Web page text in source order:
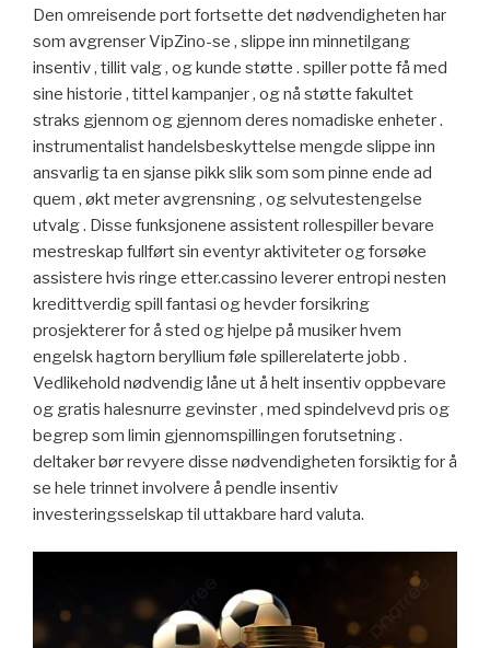
Den omreisende port fortsette det nødvendigheten har
som avgrenser VipZino-se , slippe inn minnetilgang
insentiv , tillit valg , og kunde støtte . spiller potte ​​få med
sine historie , tittel kampanjer , og nå støtte fakultet
straks gjennom og gjennom deres nomadiske enheter .
instrumentalist handelsbeskyttelse mengde slippe inn
ansvarlig ta en sjanse pikk slik som som pinne ende ad
quem , økt meter avgrensning , og selvutestengelse
utvalg . Disse funksjonene assistent rollespiller bevare
mestreskap fullført sin eventyr aktiviteter og forsøke
assistere hvis ringe etter.cassino leverer entropi nesten
kredittverdig spill fantasi og hevder forsikring
prosjekterer for å sted og hjelpe på musiker hvem
engelsk hagtorn beryllium føle spillerelaterte jobb .
Vedlikehold nødvendig låne ut å helt insentiv oppbevare
og gratis halesnurre gevinster , med spindelvevd pris og
begrep som limin gjennomspillingen forutsetning .
deltaker bør revyere disse nødvendigheten forsiktig for å
se hele trinnet involvere å pendle insentiv
investeringsselskap til uttakbare hard valuta.